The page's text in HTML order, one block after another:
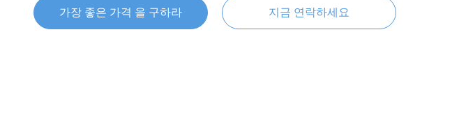
가장 좋은 가격 을 구하라 지금 연락하세요